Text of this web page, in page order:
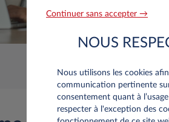
Continuer sans accepter →
NOUS
Nous utilisons les cookies
communication pertinente
consentement quant à
respecter à l'exception des